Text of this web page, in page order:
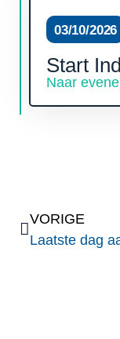
03/10/2026
Start
Naar
VORIGE